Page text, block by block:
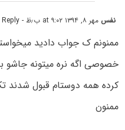
نفس مهر ۸, ۱۳۹۴ at ۹:۰۲ ب٫ظ - Reply
ممنونم ک جواب دادید
خصوصی اگه نره میتونه جاشو
کرده همه دوستام قبول شدند
ممنون